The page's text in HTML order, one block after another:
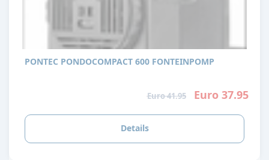
PONTEC PONDOCOMPACT 600 FONTEINPOMP
Euro 41.95 Euro 37.95
Details